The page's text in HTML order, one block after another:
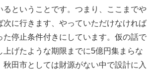
るということです。つまり、ここまでや
次に行きます、やっていただけなければ
た停止条件付きにしています。仮の話で
上げたような期限までに5億円集まらな
秋田市としては財源がない中で設計に入